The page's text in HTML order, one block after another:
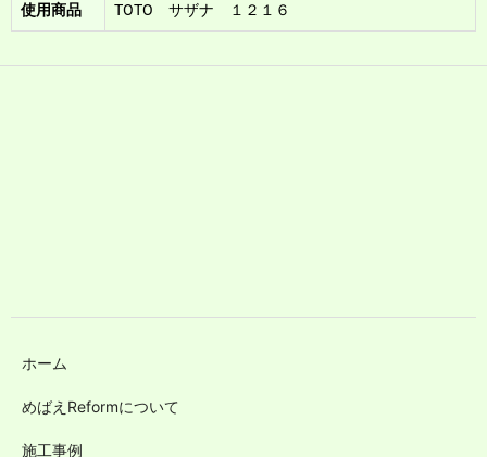
使用商品 TOTO サザナ １２１６
ホーム
めばえReformについて
施工事例